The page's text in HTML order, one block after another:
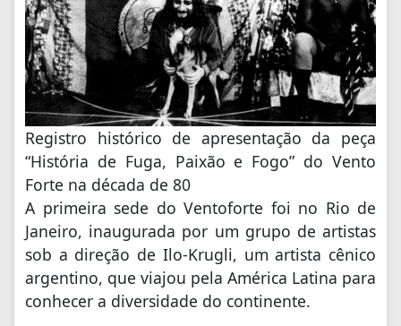
Registro histórico de apresentação da peça
“História de Fuga, Paixão e Fogo” do Vento
Forte na década de 80
A primeira sede do Ventoforte foi no Rio de
Janeiro, inaugurada por um grupo de artistas
sob a direção de Ilo-Krugli, um artista cênico
argentino, que viajou pela América Latina para
conhecer a diversidade do continente.